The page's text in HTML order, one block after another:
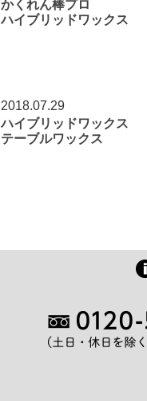
かくれん棒プロ
ハイブリッドワックス
2018.07.29
ハイブリッドワックス
テーブルワックス